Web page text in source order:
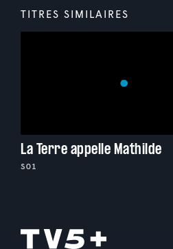
TITRES SIMILAIRES
La Terre appelle Mathilde
S01